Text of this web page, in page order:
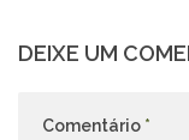
DEIXE UM
Comentário *